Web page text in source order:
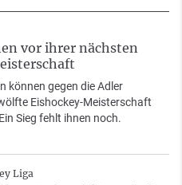
vor ihrer nächsten
können gegen die Adler
Eishockey-Meisterschaft
Sieg fehlt ihnen noch.
Liga